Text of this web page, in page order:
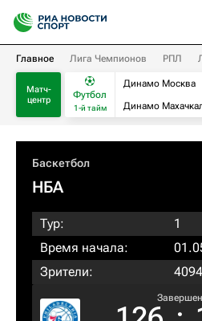
Главное Лига Чемпионов РПЛ
Матч-
центр
Футбол
1-й тайм
Динамо Москва
Динамо
Баскетбол
НБА
Тур:
1
Время начала:
Зрители:
4094
Завершен